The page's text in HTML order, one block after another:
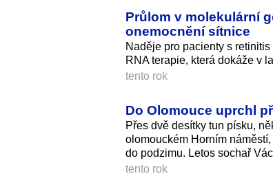
Průlom v molekulární
onemocnění sítnice
Naděje pro pacienty s
RNA terapie, která dokáže v
tento rok
Do Olomouce uprchl
Přes dvě desítky tun písku,
olomouckém Horním
do podzimu. Letos sochař
tento rok